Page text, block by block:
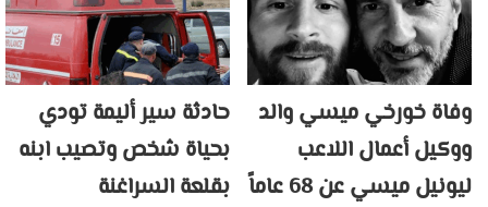
وفاة خورخي ميسي والد
ووكيل أعمال اللاعب
ليونيل ميسي عن 68 عاماً
حادثة سير أليمة تودي
بحياة شخص وتصيب ابنه
بقلعة السراغنة